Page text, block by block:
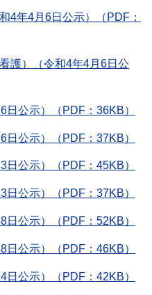
4年4月6日公示）（PDF：
護）（令和4年4月6日公
日公示）（PDF：36KB）
日公示）（PDF：37KB）
日公示）（PDF：45KB）
日公示）（PDF：37KB）
日公示）（PDF：52KB）
日公示）（PDF：46KB）
日公示）（PDF：42KB）